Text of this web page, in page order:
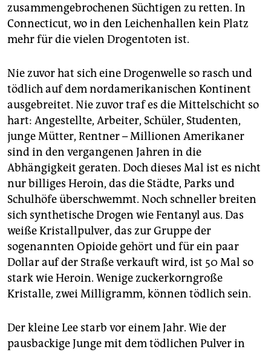
zusammengebrochenen Süchtigen zu retten. In
Connecticut, wo in den Leichenhallen kein Platz
mehr für die vielen Drogentoten ist.
Nie zuvor hat sich eine Drogenwelle so rasch und
tödlich auf dem nordamerikanischen Kontinent
ausgebreitet. Nie zuvor traf es die Mittelschicht so
hart: Angestellte, Arbeiter, Schüler, Studenten,
junge Mütter, Rentner – Millionen Amerikaner
sind in den vergangenen Jahren in die
Abhängigkeit geraten. Doch dieses Mal ist es nicht
nur billiges Heroin, das die Städte, Parks und
Schulhöfe überschwemmt. Noch schneller breiten
sich synthetische Drogen wie Fentanyl aus. Das
weiße Kristallpulver, das zur Gruppe der
sogenannten Opioide gehört und für ein paar
Dollar auf der Straße verkauft wird, ist 50 Mal so
stark wie Heroin. Wenige zuckerkorngroße
Kristalle, zwei Milligramm, können tödlich sein.
Der kleine Lee starb vor einem Jahr. Wie der
pausbackige Junge mit dem tödlichen Pulver in